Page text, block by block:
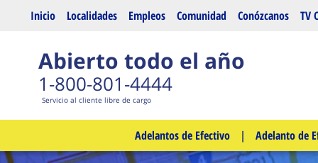
Saltar al contenido principal
Inicio Localidades Empleos Comunidad Conózcanos TV
Abierto todo el año
1-800-801-4444
Servicio al cliente libre de cargo
Adelantos de Efectivo | Adelanto de